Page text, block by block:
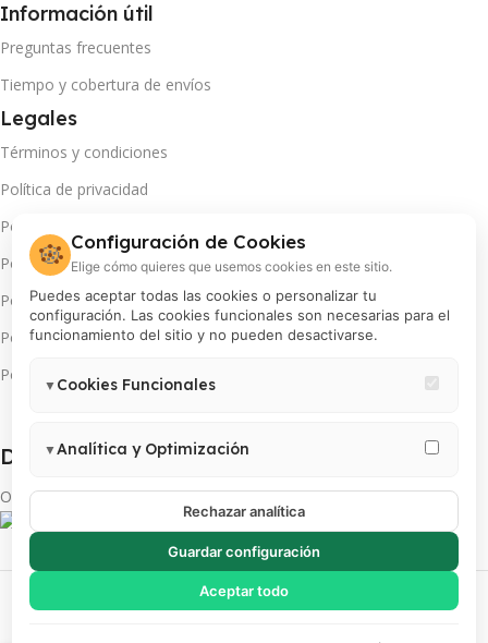
Información útil
Preguntas frecuentes
Tiempo y cobertura de envíos
Legales
Términos y condiciones
Política de privacidad
Política de cambios y devoluciones
Política de pago en cuotas
Política de servicio técnico
Política de promociones
Política de cookies
Descarga App(s):
Obtén más de tu INSTAX
PROCOLOR S.A | RUC 20100018200 | Todos los derechos reservados
🍪 Configuración de Cookies
Elige cómo quieres que usemos cookies en este sitio.
Puedes aceptar todas las cookies o personalizar tu
configuración. Las cookies funcionales son necesarias para el
funcionamiento del sitio y no pueden desactivarse.
▼ Cookies Funcionales
sesión, preferencias de usuario). Estas cookies no pueden
▼Analítica y Optimización
mejorar la experiencia. Incluye Google Analytics 4, Google Tag
Manager y Meta Pixel.
Rechazar analítica
Guardar configuración
Aceptar todo